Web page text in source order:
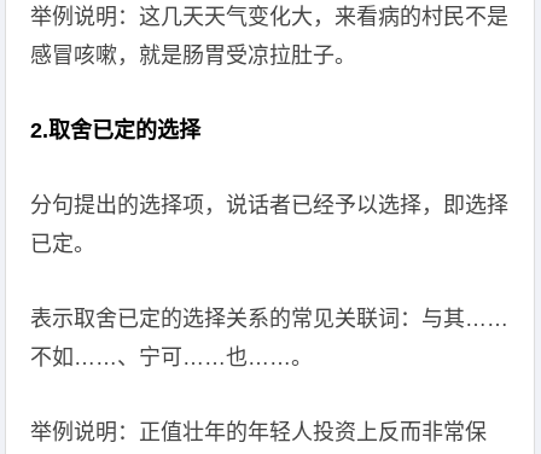
举例说明：这几天天气变化大，来看病的村民不是
感冒咳嗽，就是肠胃受凉拉肚子。
2.取舍已定的选择
分句提出的选择项，说话者已经予以选择，即选择
已定。
表示取舍已定的选择关系的常见关联词：与其……
不如……、宁可……也……。
举例说明：正值壮年的年轻人投资上反而非常保